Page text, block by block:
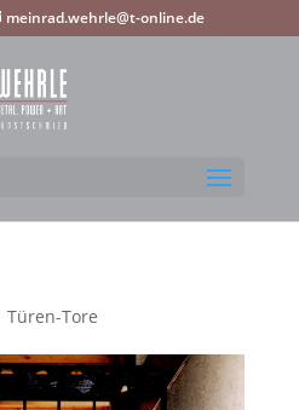
meinrad.wehrle@t-online.de
Türen-Tore